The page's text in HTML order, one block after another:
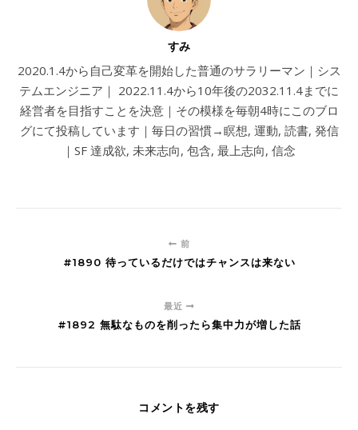
すみ
2020.1.4から自己変革を開始した普通のサラリーマン｜シス
テムエンジニア｜ 2022.11.4から10年後の2032.11.4までに
経営者を目指すことを決意｜その模様を毎朝4時にこのブロ
グにて投稿しています｜毎日の習慣→瞑想, 運動, 読書, 発信
｜SF 達成欲, 未来志向, 包含, 最上志向, 信念
前
#1890 待っているだけではチャンスは来ない
最近
#1892 無駄なものを削ったら集中力が増した話
コメントを残す